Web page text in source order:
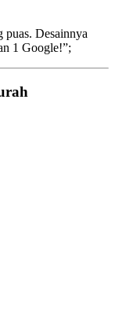
puas. Desainnya
1 Google!”;